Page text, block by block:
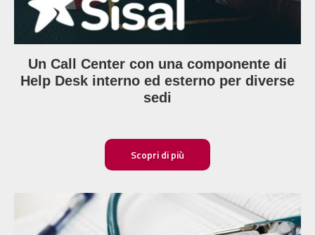
Un Call Center con una componente di
Help Desk interno ed esterno per diverse
sedi
Scopri di più